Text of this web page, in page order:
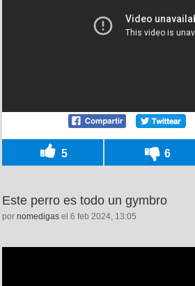
5 6
Este perro es todo un gymbro
por nomedigas el 6 feb 2024, 13:05